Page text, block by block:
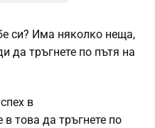
си? Има няколко неща,
да тръгнете по пътя на
в
това да тръгнете по